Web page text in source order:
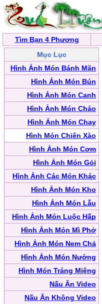
Tìm Bạn 4 Phương
Mục Lục
Hình Ảnh Món Bánh Mặn
Hình Ảnh Món Bún
Hình Ảnh Món Canh
Hình Ảnh Món Cháo
Hình Ảnh Món Chay
Hình Món Chiên Xào
Hình Ảnh Món Cơm
Hình Ảnh Món Gỏi
Hình Ảnh Các Món Khác
Hình Ảnh Món Kho
Hình Ảnh Món Lẫu
Hình Ảnh Món Luộc Hấp
Hình Ảnh Món Mì Phở
Hình Ảnh Món Nem Chả
Hình Ảnh Món Nướng
Hình Món Tráng Miệng
Nấu Ăn Video
Nấu Ăn Không Video